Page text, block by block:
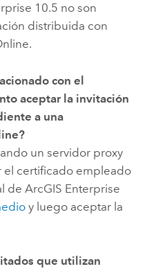
10.5 no son
distribuida con
.
con el
aceptar la invitación
a una
?
un servidor proxy
el certificado empleado
de ArcGIS Enterprise
y luego aceptar la
que utilizan